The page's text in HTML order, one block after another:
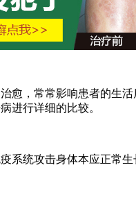
愈，常常影响患者的生
进行详细的比较。
系统攻击身体本应正常